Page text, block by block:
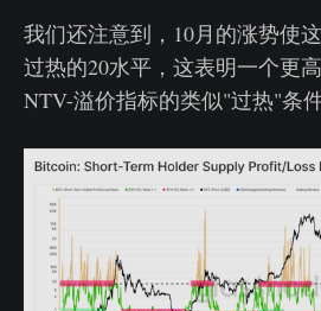
我们还注意到，10月的涨势使
过热的20水平，这表明一个更
NTV-溢价指标的类似"过热"条件